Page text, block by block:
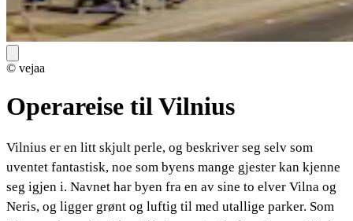
© vejaa
Operareise til Vilnius
Vilnius er en litt skjult perle, og beskriver seg selv som
uventet fantastisk, noe som byens mange gjester kan kjenne
seg igjen i. Navnet har byen fra en av sine to elver Vilna og
Neris, og ligger grønt og luftig til med utallige parker. Som